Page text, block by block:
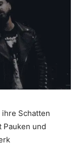
Schatten
Pauken und